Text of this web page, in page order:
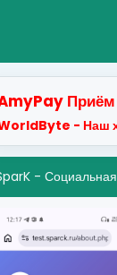
Приём
- Наш
-